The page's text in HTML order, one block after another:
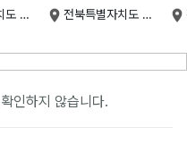
도 군
전북특별자치도 군
인하지 않습니다.